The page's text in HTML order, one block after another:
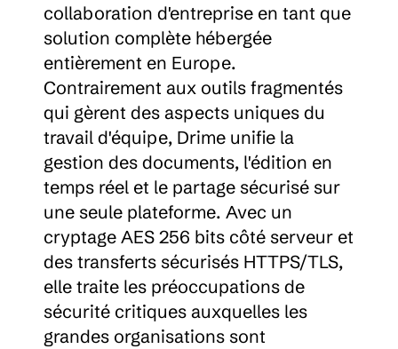
collaboration d'entreprise en tant que
solution complète hébergée
entièrement en Europe.
Contrairement aux outils fragmentés
qui gèrent des aspects uniques du
travail d'équipe, Drime unifie la
gestion des documents, l'édition en
temps réel et le partage sécurisé sur
une seule plateforme. Avec un
cryptage AES 256 bits côté serveur et
des transferts sécurisés HTTPS/TLS,
elle traite les préoccupations de
sécurité critiques auxquelles les
grandes organisations sont